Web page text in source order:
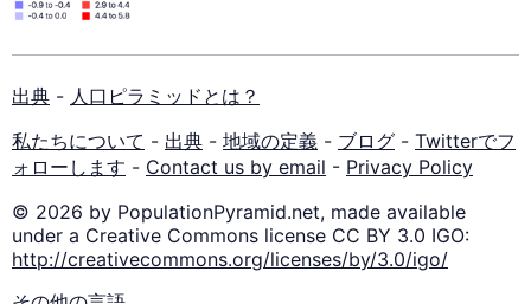
出典 - 人口ピラミッドとは？
私たちについて - 出典 - 地域の定義 - ブログ - Twitterでフ
ォローします - Contact us by email - Privacy Policy
© 2026 by PopulationPyramid.net, made available
under a Creative Commons license CC BY 3.0 IGO:
http://creativecommons.org/licenses/by/3.0/igo/